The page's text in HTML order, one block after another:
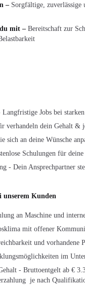
–Sorgfältige, zuverlässige
mit –Bereitschaft zur
Jobs bei
verhandeln dein Gehalt &
sich an deine Wünsche
Schulungen für
- Dein Ansprechpartner
unserem Kunden
an Maschine und
mit offener
und vorhandene
im
- Bruttoentgelt ab €
je nach